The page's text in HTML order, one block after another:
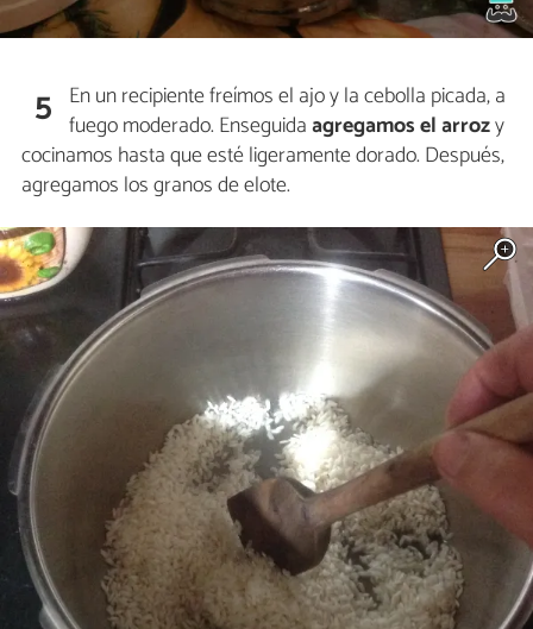
5 En un recipiente freímos el ajo y la cebolla picada, a
fuego moderado. Enseguidaagregamos el arrozy
cocinamos hasta que esté ligeramente dorado. Después,
agregamos los granos de elote.